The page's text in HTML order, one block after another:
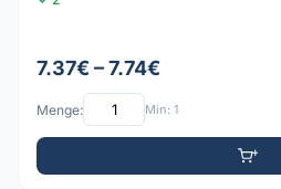
7.37€ – 7.74€
Menge: Min: 1